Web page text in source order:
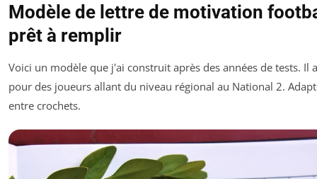
Modèle de lettre de motivation
prêt à remplir
Voici un modèle que j'ai construit après des années de tests. Il
pour des joueurs allant du niveau régional au National 2.
entre crochets.